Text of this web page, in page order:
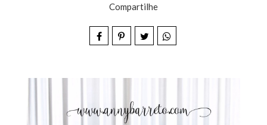
Compartilhe